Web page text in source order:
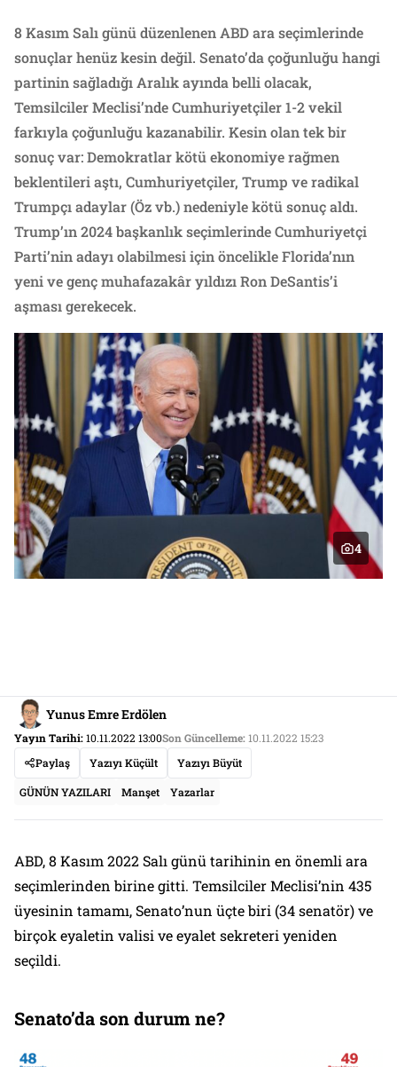
8 Kasım Salı günü düzenlenen ABD ara seçimlerinde
sonuçlar henüz kesin değil. Senato’da çoğunluğu hangi
partinin sağladığı Aralık ayında belli olacak,
Temsilciler Meclisi’nde Cumhuriyetçiler 1-2 vekil
farkıyla çoğunluğu kazanabilir. Kesin olan tek bir
sonuç var: Demokratlar kötü ekonomiye rağmen
beklentileri aştı, Cumhuriyetçiler, Trump ve radikal
Trumpçı adaylar (Öz vb.) nedeniyle kötü sonuç aldı.
Trump’ın 2024 başkanlık seçimlerinde Cumhuriyetçi
Parti’nin adayı olabilmesi için öncelikle Florida’nın
yeni ve genç muhafazakâr yıldızı Ron DeSantis’i
aşması gerekecek.
4
Yunus Emre Erdölen
Yayın Tarihi:10.11.2022 13:00Son Güncelleme:10.11.2022 15:23
Paylaş
Yazıyı Küçült Yazıyı Büyüt
GÜNÜN YAZILARI Manşet Yazarlar
ABD, 8 Kasım 2022 Salı günü tarihinin en önemli ara
seçimlerinden birine gitti. Temsilciler Meclisi’nin 435
üyesinin tamamı, Senato’nun üçte biri (34 senatör) ve
birçok eyaletin valisi ve eyalet sekreteri yeniden
seçildi.
Senato’da son durum ne?